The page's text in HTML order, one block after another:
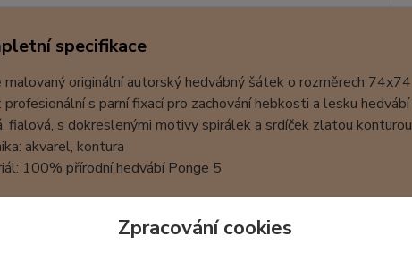
specifikace
malovaný originální autorský hedvábný šátek o rozměrech
profesionální s parní fixací pro zachování hebkosti a lesku
fialová, s dokreslenými motivy spirálek a srdíček zlatou konturou
akvarel, kontura
100% přírodní hedvábí Ponge 5
konkrétní šátek má již svoji majitelku. Na objednávku
šátky a šály jsou baleny v dárkové krabičce z vlnité
Zpracování cookies